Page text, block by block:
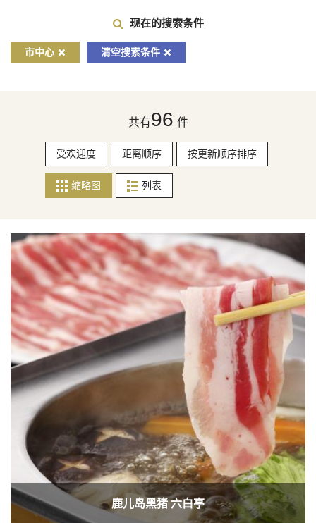
现在的搜索条件
市中心 清空搜索条件
共有96 件
受欢迎度 距离顺序 按更新顺序排序
缩略图 列表
鹿儿岛黑猪 六白亭